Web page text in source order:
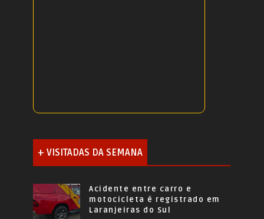
+ VISITADAS DA SEMANA
Acidente entre carro e
motocicleta é registrado em
Laranjeiras do Sul